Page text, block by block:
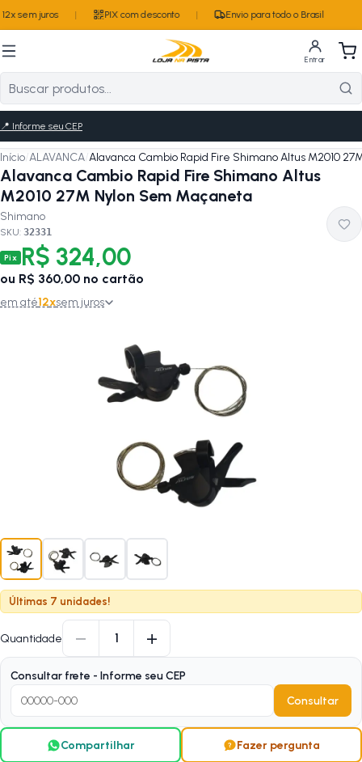
sem juros PIX com desconto Envio para todo o Brasil
Entrar
📍 Informe seu CEP
Início/ALAVANCA/Alavanca Cambio Rapid Fire Shimano Altus M2010
Alavanca Cambio Rapid Fire Shimano Altus
M2010 27M Nylon Sem Maçaneta
Shimano
SKU: 32331
Pix R$ 324,00
ou R$ 360,00 no cartão
em até12xsem juros
Últimas 7 unidades!
Quantidade − 1 +
Consultar frete - Informe seu CEP
Consultar
Compartilhar Fazer pergunta